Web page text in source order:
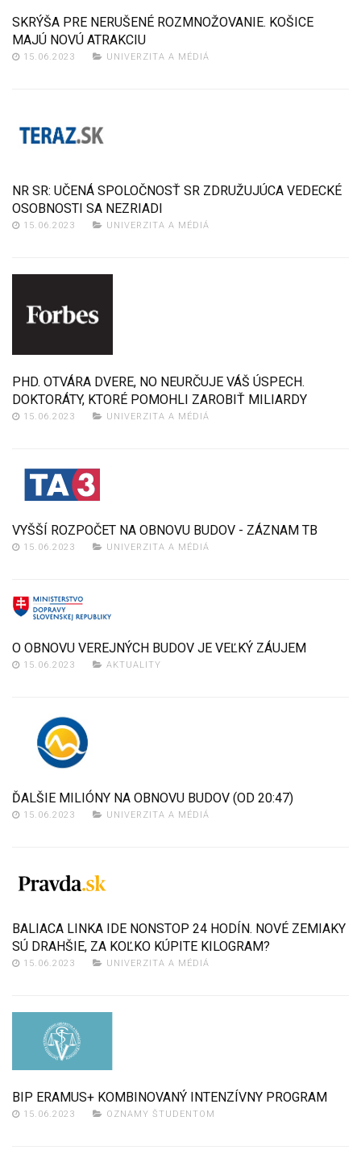
SKRÝŠA PRE NERUŠENÉ ROZMNOŽOVANIE. KOŠICE
MAJÚ NOVÚ ATRAKCIU
15.06.2023 UNIVERZITA A MÉDIÁ
NR SR: UČENÁ SPOLOČNOSŤ SR ZDRUŽUJÚCA VEDECKÉ
OSOBNOSTI SA NEZRIADI
15.06.2023 UNIVERZITA A MÉDIÁ
PHD. OTVÁRA DVERE, NO NEURČUJE VÁŠ ÚSPECH.
DOKTORÁTY, KTORÉ POMOHLI ZAROBIŤ MILIARDY
15.06.2023 UNIVERZITA A MÉDIÁ
VYŠŠÍ ROZPOČET NA OBNOVU BUDOV - ZÁZNAM TB
15.06.2023 UNIVERZITA A MÉDIÁ
O OBNOVU VEREJNÝCH BUDOV JE VEĽKÝ ZÁUJEM
15.06.2023 AKTUALITY
ĎALŠIE MILIÓNY NA OBNOVU BUDOV (OD 20:47)
15.06.2023 UNIVERZITA A MÉDIÁ
BALIACA LINKA IDE NONSTOP 24 HODÍN. NOVÉ ZEMIAKY
SÚ DRAHŠIE, ZA KOĽKO KÚPITE KILOGRAM?
15.06.2023 UNIVERZITA A MÉDIÁ
BIP ERAMUS+ KOMBINOVANÝ INTENZÍVNY PROGRAM
15.06.2023 OZNAMY ŠTUDENTOM